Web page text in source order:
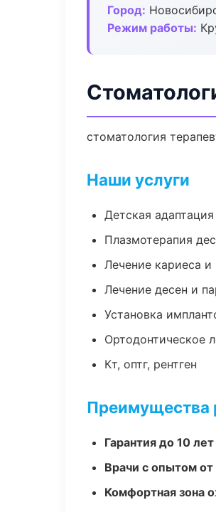
Город:
Режим работы:
стоматология
Наши услуги
Детская
Плазмотерапия
Лечение кариеса
Лечение десен и
Установка
Ортодонтическое
Кт, оптг, рентген
Преимущества
Гарантия до 10
Врачи с опытом от
Комфортная зона